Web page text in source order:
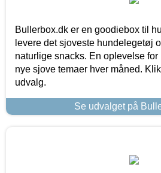
Bullerbox.dk er en goodiebox til
levere det sjoveste hundelegetøj
naturlige snacks. En oplevelse
nye sjove temaer hver måned.
udvalg.
Se udvalget på